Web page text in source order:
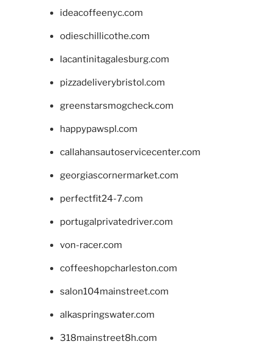
ideacoffeenyc.com
odieschillicothe.com
lacantinitagalesburg.com
pizzadeliverybristol.com
greenstarsmogcheck.com
happypawspl.com
callahansautoservicecenter.com
georgiascornermarket.com
perfectfit24-7.com
portugalprivatedriver.com
von-racer.com
coffeeshopcharleston.com
salon104mainstreet.com
alkaspringswater.com
318mainstreet8h.com